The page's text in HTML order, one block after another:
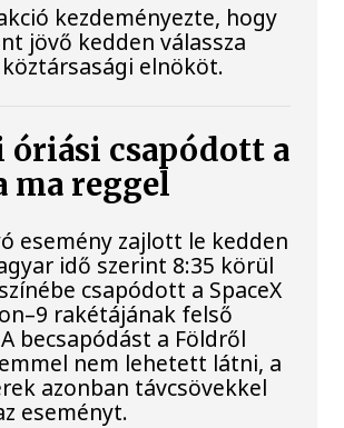
kezdeményezte, hogy
jövő kedden válassza
elnököt.
óriási csapódott a
ma reggel
esemény zajlott le kedden
idő szerint 8:35 körül
csapódott a SpaceX
rakétájának felső
becsapódást a Földről
nem lehetett látni, a
azonban távcsövekkel
eseményt.